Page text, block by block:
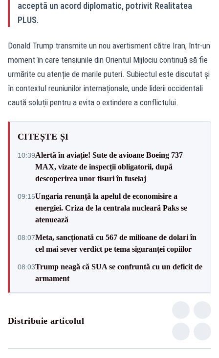
acceptă un acord diplomatic, potrivit Realitatea
PLUS.
Donald Trump transmite un nou avertisment către Iran, într-un
moment în care tensiunile din Orientul Mijlociu continuă să fie
urmărite cu atenție de marile puteri. Subiectul este discutat și
în contextul reuniunilor internaționale, unde liderii occidentali
caută soluții pentru a evita o extindere a conflictului.
CITEȘTE ȘI
10:39Alertă în aviație! Sute de avioane Boeing 737
MAX, vizate de inspecții obligatorii, după
descoperirea unor fisuri în fuselaj
09:15Ungaria renunță la apelul de economisire a
energiei. Criza de la centrala nucleară Paks se
atenuează
08:07Meta, sancționată cu 567 de milioane de dolari în
cel mai sever verdict pe tema siguranței copiilor
08:03Trump neagă că SUA se confruntă cu un deficit de
armament
Distribuie articolul